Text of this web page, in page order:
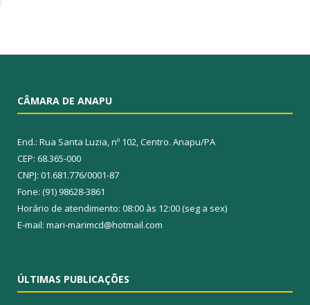
CÂMARA DE ANAPU
End.: Rua Santa Luzia, nº 102, Centro. Anapu/PA
CEP: 68.365-000
CNPJ: 01.681.776/0001-87
Fone: (91) 98628-3861
Horário de atendimento: 08:00 às 12:00 (seg a sex)
E-mail: mari-marimcd@hotmail.com
ÚLTIMAS PUBLICAÇÕES